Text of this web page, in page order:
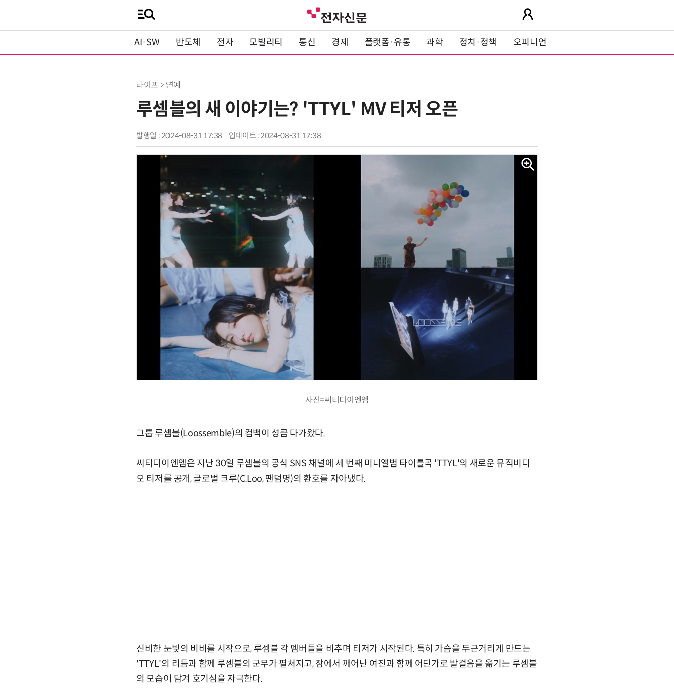
AI·SW 반도체 전자 모빌리티 통신 경제 플랫폼·유통 과학 정치·정책 오피니언
라이프 > 연예
루셈블의 새 이야기는? 'TTYL' MV 티저 오픈
발행일 : 2024-08-31 17:38 업데이트 : 2024-08-31 17:38
사진=씨티디이엔엠
그룹 루셈블(Loossemble)의 컴백이 성큼 다가왔다.
씨티디이엔엠은 지난 30일 루셈블의 공식 SNS 채널에 세 번째 미니앨범 타이틀곡 'TTYL'의 새로운 뮤직비디
오 티저를 공개, 글로벌 크루(C.Loo, 팬덤명)의 환호를 자아냈다.
신비한 눈빛의 비비를 시작으로, 루셈블 각 멤버들을 비추며 티저가 시작된다. 특히 가슴을 두근거리게 만드는
'TTYL'의 리듬과 함께 루셈블의 군무가 펼쳐지고, 잠에서 깨어난 여진과 함께 어딘가로 발걸음을 옮기는 루셈블
의 모습이 담겨 호기심을 자극한다.